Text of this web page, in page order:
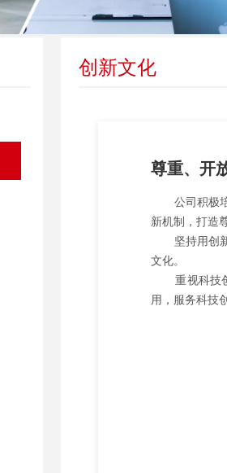
创新文化
尊重、开
公司积极培
新机制，打造
坚持用创新
文化。
重视科技创
用，服务科技